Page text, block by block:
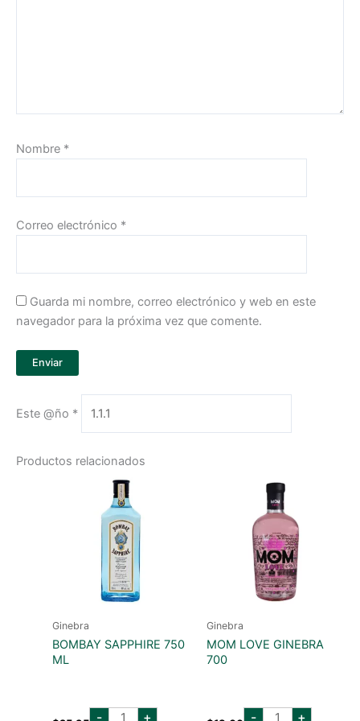
Nombre *
Correo electrónico *
Guarda mi nombre, correo electrónico y web en este
navegador para la próxima vez que comente.
Este @ño *
Productos relacionados
Ginebra
BOMBAY SAPPHIRE 750
ML
- BOMBAY
+
Ginebra
MOM LOVE GINEBRA
700
- MOM +